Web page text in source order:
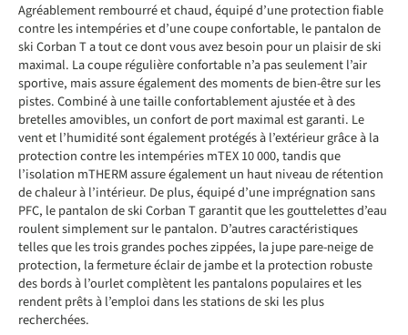
Agréablement rembourré et chaud, équipé d’une protection fiable
contre les intempéries et d’une coupe confortable, le pantalon de
ski Corban T a tout ce dont vous avez besoin pour un plaisir de ski
maximal. La coupe régulière confortable n’a pas seulement l’air
sportive, mais assure également des moments de bien-être sur les
pistes. Combiné à une taille confortablement ajustée et à des
bretelles amovibles, un confort de port maximal est garanti. Le
vent et l’humidité sont également protégés à l’extérieur grâce à la
protection contre les intempéries mTEX 10 000, tandis que
l’isolation mTHERM assure également un haut niveau de rétention
de chaleur à l’intérieur. De plus, équipé d’une imprégnation sans
PFC, le pantalon de ski Corban T garantit que les gouttelettes d’eau
roulent simplement sur le pantalon. D’autres caractéristiques
telles que les trois grandes poches zippées, la jupe pare-neige de
protection, la fermeture éclair de jambe et la protection robuste
des bords à l’ourlet complètent les pantalons populaires et les
rendent prêts à l’emploi dans les stations de ski les plus
recherchées.